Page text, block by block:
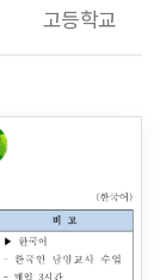
고등학교